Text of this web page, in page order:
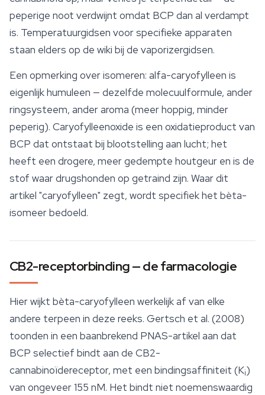
peperige noot verdwijnt omdat BCP dan al verdampt
is. Temperatuurgidsen voor specifieke apparaten
staan elders op de wiki bij de vaporizergidsen.
Een opmerking over isomeren: alfa-caryofylleen is
eigenlijk humuleen — dezelfde molecuulformule, ander
ringsysteem, ander aroma (meer hoppig, minder
peperig). Caryofylleenoxide is een oxidatieproduct van
BCP dat ontstaat bij blootstelling aan lucht; het
heeft een drogere, meer gedempte houtgeur en is de
stof waar drugshonden op getraind zijn. Waar dit
artikel "caryofylleen" zegt, wordt specifiek het bèta-
isomeer bedoeld.
CB2-receptorbinding — de farmacologie
Hier wijkt bèta-caryofylleen werkelijk af van elke
andere terpeen in deze reeks. Gertsch et al. (2008)
toonden in een baanbrekend PNAS-artikel aan dat
BCP selectief bindt aan de CB2-
cannabinoïdereceptor, met een bindingsaffiniteit (Ki)
van ongeveer 155 nM. Het bindt niet noemenswaardig